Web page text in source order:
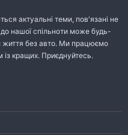
актуальні теми, пов'язані не
нашої спільноти може будь-
життя без авто. Ми працюємо
кращих. Приєднуйтесь.